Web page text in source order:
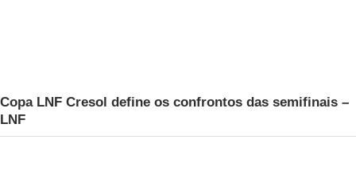
Copa LNF Cresol define os confrontos das semifinais –
LNF